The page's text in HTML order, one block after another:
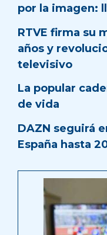
por la imagen:
RTVE firma su
años y
televisivo
La popular
de vida
DAZN seguirá
España hasta